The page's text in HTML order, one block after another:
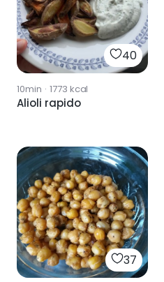
40
10min · 1773 kcal
Alioli rapido
37